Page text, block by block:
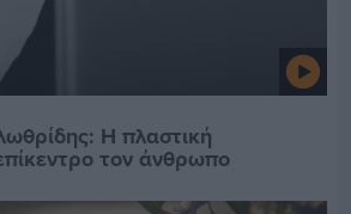
Η πλαστική
τον άνθρωπο